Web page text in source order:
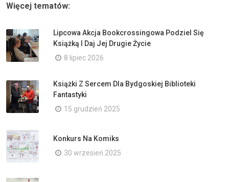
Więcej tematów:
Lipcowa Akcja Bookcrossingowa Podziel Się
Książką I Daj Jej Drugie Życie
8 lipiec 2026
Książki Z Sercem Dla Bydgoskiej Biblioteki
Fantastyki
15 grudzień 2025
Konkurs Na Komiks
30 wrzesień 2025